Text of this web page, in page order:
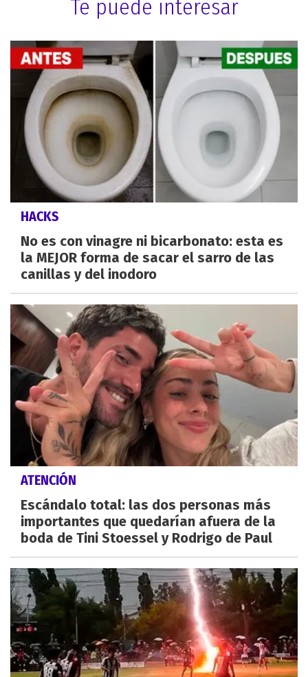
Te puede interesar
HACKS
No es con vinagre ni bicarbonato: esta es
la MEJOR forma de sacar el sarro de las
canillas y del inodoro
ATENCIÓN
Escándalo total: las dos personas más
importantes que quedarían afuera de la
boda de Tini Stoessel y Rodrigo de Paul